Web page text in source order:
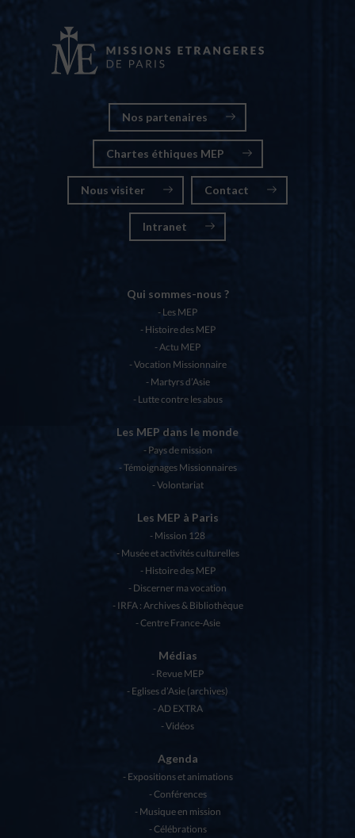
Nos partenaires
Chartes éthiques MEP
Nous visiter Contact
Intranet
Qui sommes-nous ?
Les MEP
Histoire des MEP
Actu MEP
Vocation Missionnaire
Martyrs d’Asie
Lutte contre les abus
Les MEP dans le monde
Pays de mission
Témoignages Missionnaires
Volontariat
Les MEP à Paris
Mission 128
Musée et activités culturelles
Histoire des MEP
Discerner ma vocation
IRFA : Archives & Bibliothèque
Centre France-Asie
Médias
Revue MEP
Eglises d’Asie (archives)
AD EXTRA
Vidéos
Agenda
Expositions et animations
Conférences
Musique en mission
Célébrations